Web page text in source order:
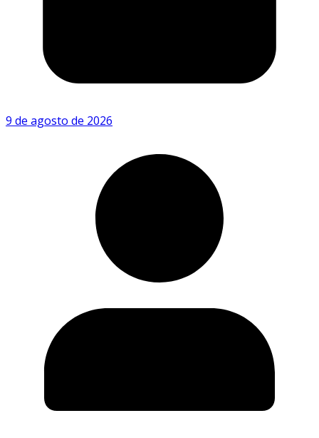
9 de agosto de 2026